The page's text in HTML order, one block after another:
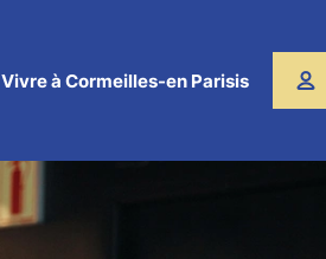
Vivre à Cormeilles-en Parisis